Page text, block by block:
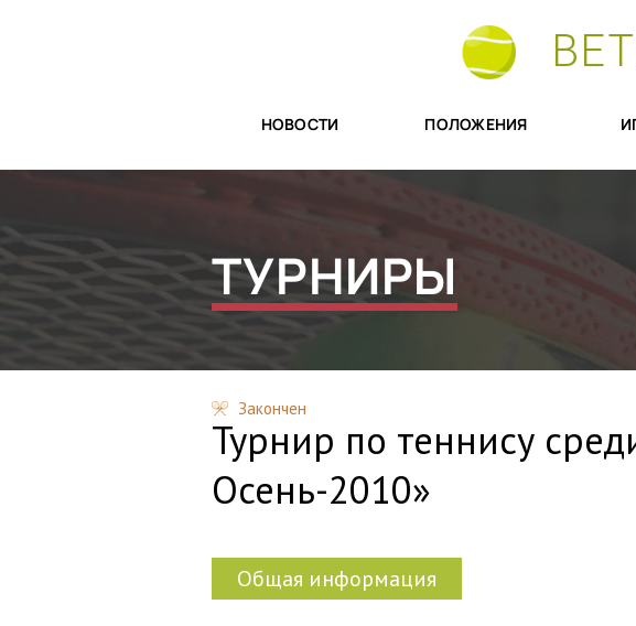
НОВОСТИ ПОЛОЖЕНИЯ
ТУРНИРЫ
Закончен
Турнир по теннису
Осень-2010»
Общая информация